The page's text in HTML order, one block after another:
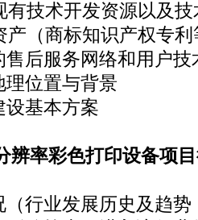
开发资源以及技
标知识产权专利
后服务网络和用户技
位置与背景
基本方案
辨率彩色打印设备项
业发展历史及趋势